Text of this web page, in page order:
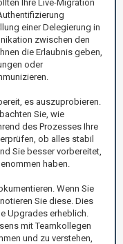
Ihre Live-Migration
einer Delegierung in
zwischen den
die Erlaubnis geben,
oder
es auszuprobieren.
Sie, wie
des Prozesses Ihre
ob alles stabil
Sie besser vorbereitet,
haben.
Wenn Sie
Sie diese. Dies
Upgrades erheblich.
mit Teamkollegen
und zu verstehen,